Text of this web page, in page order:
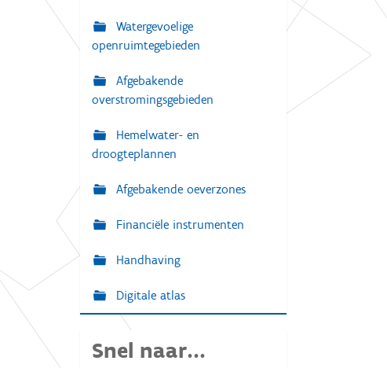
Watergevoelige
openruimtegebieden
Afgebakende
overstromingsgebieden
Hemelwater- en
droogteplannen
Afgebakende oeverzones
Financiële instrumenten
Handhaving
Digitale atlas
Snel naar...